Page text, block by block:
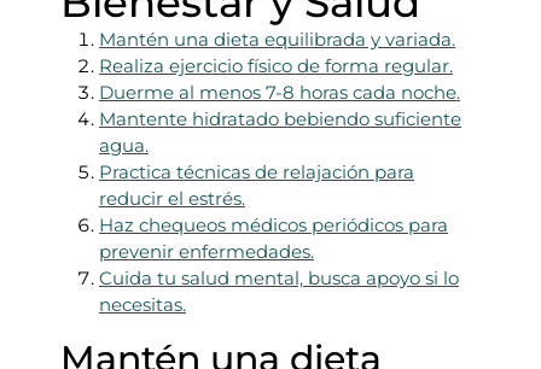
Mantén una dieta equilibrada y variada.
Realiza ejercicio físico de forma regular.
Duerme al menos 7-8 horas cada noche.
Mantente hidratado bebiendo suficiente
agua.
Practica técnicas de relajación para
reducir el estrés.
Haz chequeos médicos periódicos para
prevenir enfermedades.
Cuida tu salud mental, busca apoyo si lo
necesitas.
Mantén una dieta